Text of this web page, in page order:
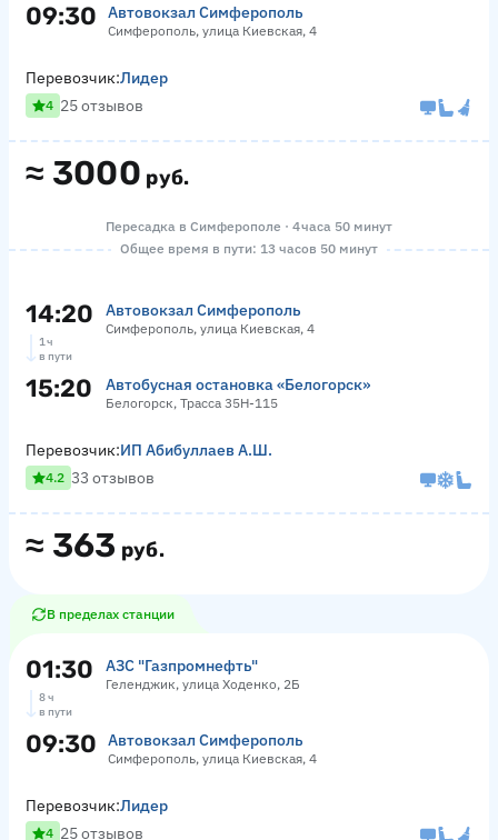
09:30 Автовокзал Симферополь
Симферополь, улица Киевская, 4
≈ 3000 руб.
Перевозчик:Лидер
4 25 отзывов
Пересадка в Симферополе · 4 часа 50 минут
Общее время в пути: 13 часов 50 минут
14:20 Автовокзал Симферополь
Симферополь, улица Киевская, 4
1 ч
в пути
15:20 Автобусная остановка «Белогорск»
Белогорск, Трасса 35Н-115
≈ 363 руб.
Перевозчик:ИП Абибуллаев А.Ш.
4.2 33 отзывов
В пределах станции
01:30 АЗС "Газпромнефть"
Геленджик, улица Ходенко, 2Б
8 ч
в пути
09:30 Автовокзал Симферополь
Симферополь, улица Киевская, 4
Перевозчик:Лидер
4 25 отзывов